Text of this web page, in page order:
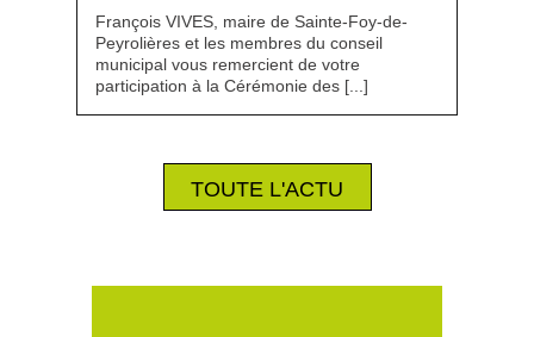
François VIVES, maire de Sainte-Foy-de-
Peyrolières et les membres du conseil
municipal vous remercient de votre
participation à la Cérémonie des [...]
TOUTE L'ACTU